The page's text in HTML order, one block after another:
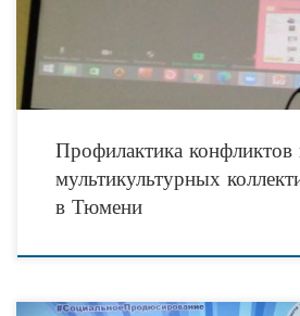
Профилактика конфликтов
мультикультурных
в Тюмени